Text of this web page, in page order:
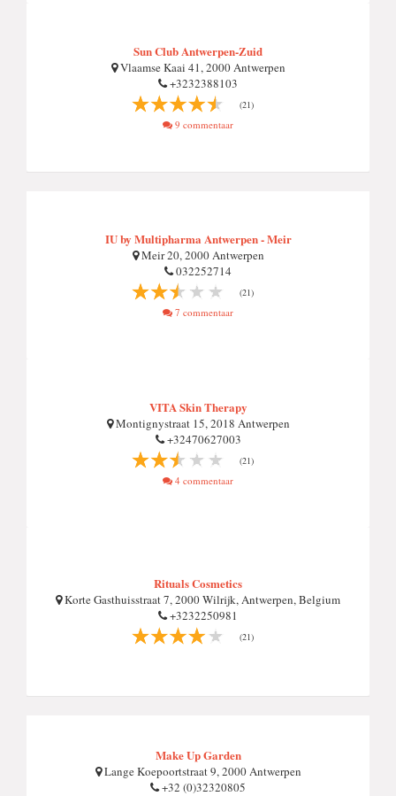
Sun Club Antwerpen-Zuid
Vlaamse Kaai 41, 2000 Antwerpen
+3232388103
(21)
9 commentaar
IU by Multipharma Antwerpen - Meir
Meir 20, 2000 Antwerpen
032252714
(21)
7 commentaar
VITA Skin Therapy
Montignystraat 15, 2018 Antwerpen
+32470627003
(21)
4 commentaar
Rituals Cosmetics
Korte Gasthuisstraat 7, 2000 Wilrijk, Antwerpen, Belgium
+3232250981
(21)
Make Up Garden
Lange Koepoortstraat 9, 2000 Antwerpen
+32 (0)32320805